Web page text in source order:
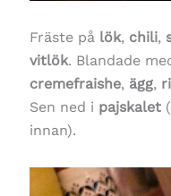
Fräste på lök, chili,
vitlök. Blandade
cremefraishe, ägg,
Sen ned i pajskalet
innan).